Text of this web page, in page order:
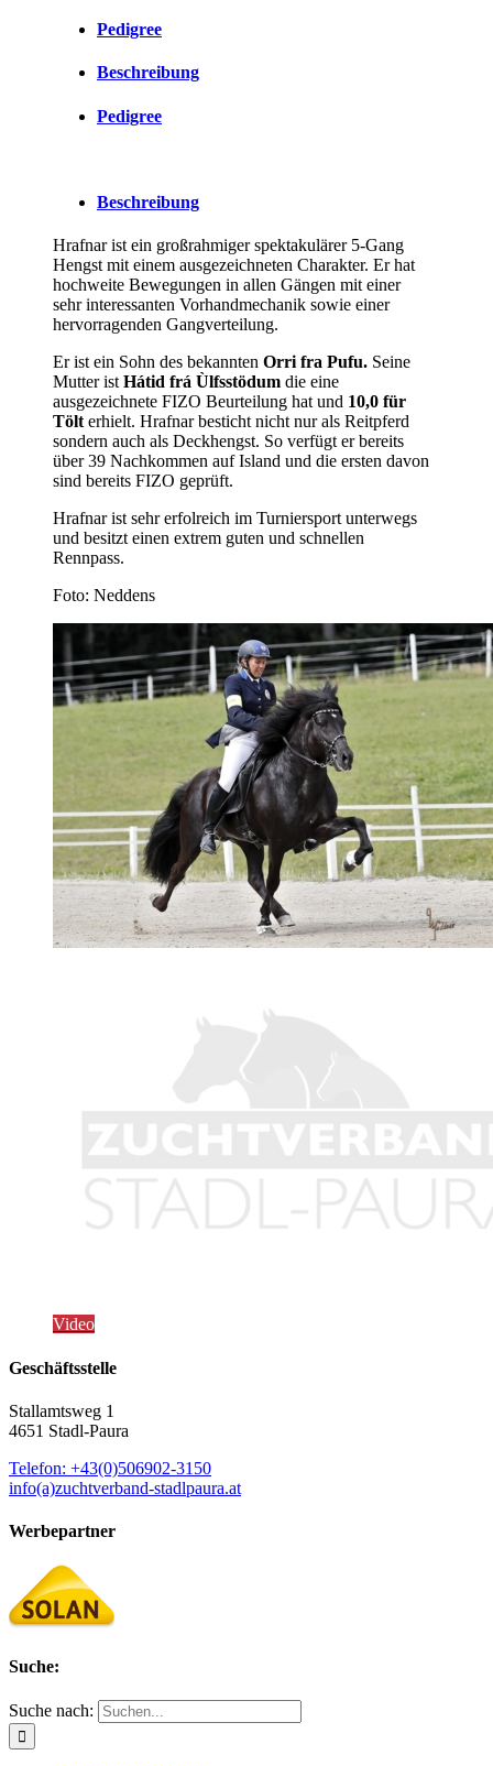
Pedigree
Beschreibung
Pedigree
Beschreibung
Hrafnar ist ein großrahmiger spektakulärer 5-Gang
Hengst mit einem ausgezeichneten Charakter. Er hat
hochweite Bewegungen in allen Gängen mit einer
sehr interessanten Vorhandmechanik sowie einer
hervorragenden Gangverteilung.
Er ist ein Sohn des bekannten Orri fra Pufu. Seine
Mutter ist Hátid frá Ùlfsstödum die eine
ausgezeichnete FIZO Beurteilung hat und 10,0 für
Tölt erhielt. Hrafnar besticht nicht nur als Reitpferd
sondern auch als Deckhengst. So verfügt er bereits
über 39 Nachkommen auf Island und die ersten davon
sind bereits FIZO geprüft.
Hrafnar ist sehr erfolreich im Turniersport unterwegs
und besitzt einen extrem guten und schnellen
Rennpass.
Foto: Neddens
Video
Geschäftsstelle
Stallamtsweg 1
4651 Stadl-Paura
Telefon: +43(0)506902-3150
info(a)zuchtverband-stadlpaura.at
Werbepartner
Suche:
Suche nach: